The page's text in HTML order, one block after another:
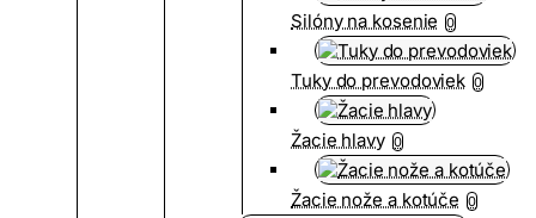
Silóny na kosenie 0
Tuky do prevodoviek 0
Žacie hlavy 0
Žacie nože a kotúče 0